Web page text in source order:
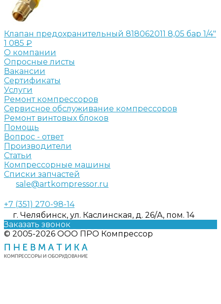
Клапан предохранительный 818062011 8,05 бар 1/4"
1 085 ₽
О компании
Опросные листы
Вакансии
Сертификаты
Услуги
Ремонт компрессоров
Сервисное обслуживание компрессоров
Ремонт винтовых блоков
Помощь
Вопрос - ответ
Производители
Статьи
Компрессорные машины
Списки запчастей
sale@artkompressor.ru
+7 (351) 270-98-14
г. Челябинск, ул. Каслинская, д. 26/А, пом. 14
Заказать звонок
© 2005-2026 ООО ПРО Компрессор